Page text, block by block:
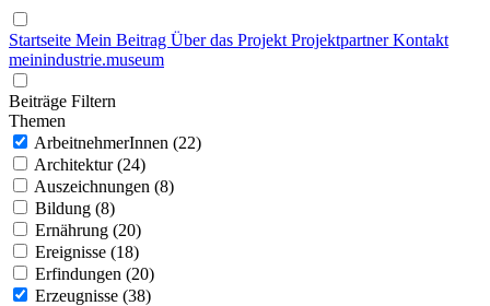
Startseite Mein Beitrag Über das Projekt ProjektpartnerKontakt
meinindustrie.museum
Beiträge Filtern
Themen
ArbeitnehmerInnen (22)
Architektur (24)
Auszeichnungen (8)
Bildung (8)
Ernährung (20)
Ereignisse (18)
Erfindungen (20)
Erzeugnisse (38)